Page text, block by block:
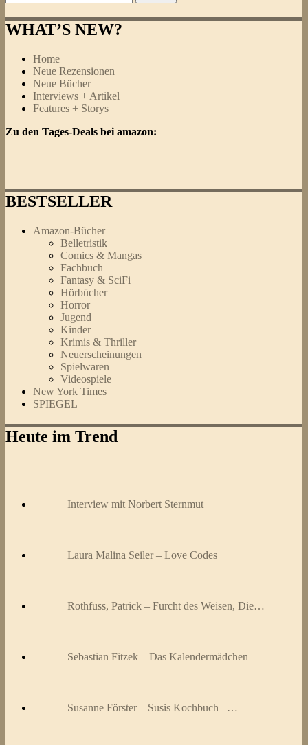
nach:
WHAT’S NEW?
Home
Neue Rezensionen
Neue Bücher
Interviews + Artikel
Features + Storys
Zu den Tages-Deals bei amazon:
BESTSELLER
Amazon-Bücher
Belletristik
Comics & Mangas
Fachbuch
Fantasy & SciFi
Hörbücher
Horror
Jugend
Kinder
Krimis & Thriller
Neuerscheinungen
Spielwaren
Videospiele
New York Times
SPIEGEL
Heute im Trend
Interview mit Norbert Sternmut
Laura Malina Seiler – Love Codes
Rothfuss, Patrick – Furcht des Weisen, Die…
Sebastian Fitzek – Das Kalendermädchen
Susanne Förster – Susis Kochbuch –…